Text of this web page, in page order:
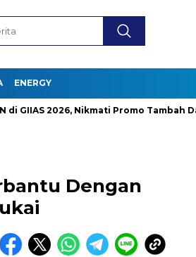
ENERGY
2026, Nikmati Promo Tambah Daya
Dengan